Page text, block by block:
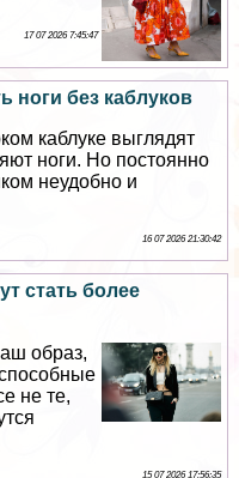
17 07 2026 7:45:47
ноги без каблуков
каблуке выглядят
ноги. Но постоянно
неудобно и
16 07 2026 21:30:42
стать более
образ,
не те,
15 07 2026 17:56:35